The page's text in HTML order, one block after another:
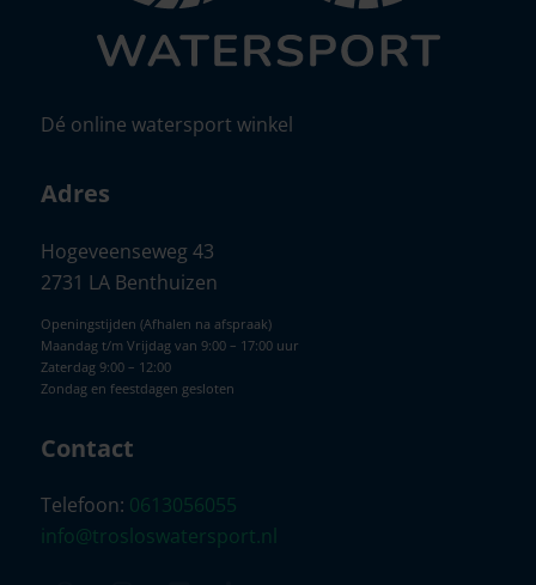
Dé online watersport winkel
Adres
Hogeveenseweg 43
2731 LA Benthuizen
Openingstijden (Afhalen na afspraak)
Maandag t/m Vrijdag van 9:00 – 17:00 uur
Zaterdag 9:00 – 12:00
Zondag en feestdagen gesloten
Contact
Telefoon: 0613056055
info@trosloswatersport.nl